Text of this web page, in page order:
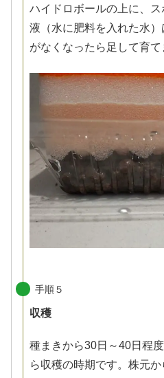
ハイドロボールの上に、
液（水に肥料を入れた水
がなくなったら足して育て
手順５
収穫
種まきから30日～40日程
ら収穫の時期です。株元